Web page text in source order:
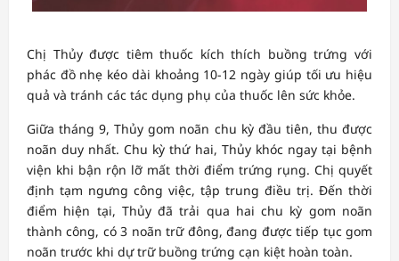
Chị Thủy được tiêm thuốc kích thích buồng trứng với
phác đồ nhẹ kéo dài khoảng 10-12 ngày giúp tối ưu hiệu
quả và tránh các tác dụng phụ của thuốc lên sức khỏe.
Giữa tháng 9, Thủy gom noãn chu kỳ đầu tiên, thu được
noãn duy nhất. Chu kỳ thứ hai, Thủy khóc ngay tại bệnh
viện khi bận rộn lỡ mất thời điểm trứng rụng. Chị quyết
định tạm ngưng công việc, tập trung điều trị. Đến thời
điểm hiện tại, Thủy đã trải qua hai chu kỳ gom noãn
thành công, có 3 noãn trữ đông, đang được tiếp tục gom
noãn trước khi dự trữ buồng trứng cạn kiệt hoàn toàn.